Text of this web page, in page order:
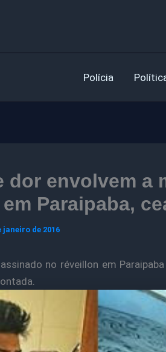
Polícia
dor envolvem a
Paraipaba,
janeiro de 2016
no réveillon em